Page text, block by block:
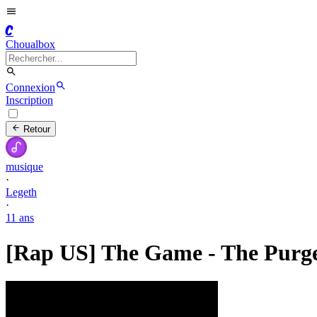
C
Choualbox
Connexion
Inscription
Retour
musique
·
Legeth
·
11 ans
[Rap US] The Game - The